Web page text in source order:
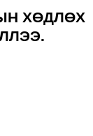
ХӨДЛӨХ